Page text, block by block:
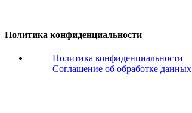
Политика конфиденциальности
Политика конфиденциальности
Соглашение об обработке данных